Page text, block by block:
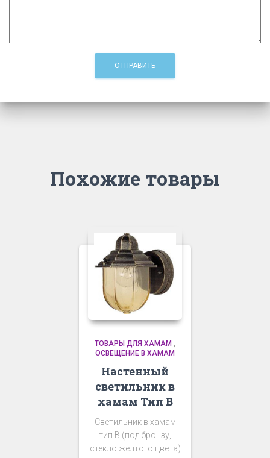
Похожие товары
ТОВАРЫ ДЛЯ ХАМАМ ,
ОСВЕЩЕНИЕ В ХАМАМ
Настенный
светильник в
хамам Тип В
Светильник в хамам
тип В (под бронзу,
стекло жёлтого цвета)